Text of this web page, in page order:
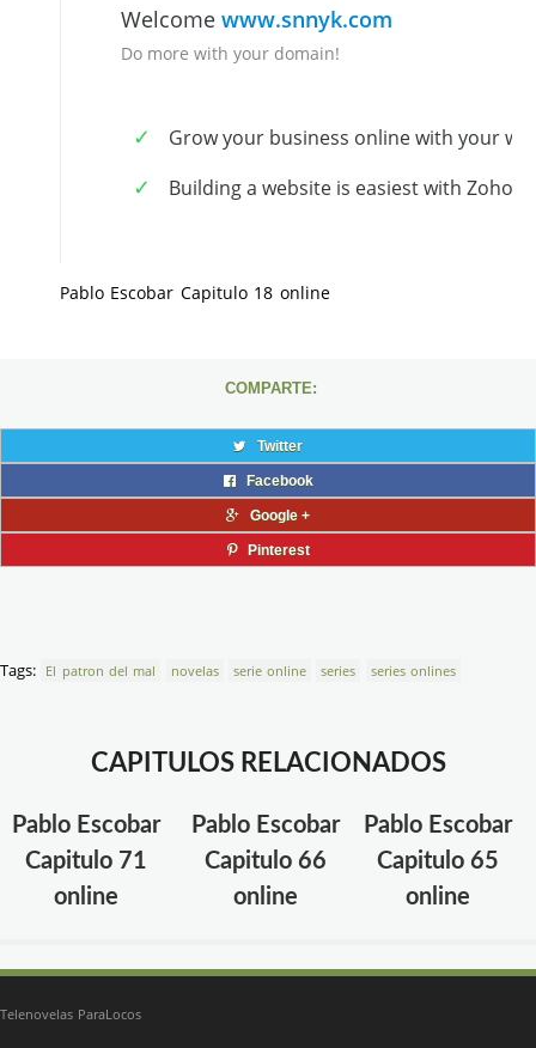
Pablo Escobar Capitulo 18 online
COMPARTE:
Twitter
Facebook
Google +
Pinterest
Tags: El patron del mal novelas serie online series series onlines
CAPITULOS RELACIONADOS
Pablo Escobar
Capitulo 71
online
Pablo Escobar
Capitulo 66
online
Pablo Escobar
Capitulo 65
online
Telenovelas ParaLocos